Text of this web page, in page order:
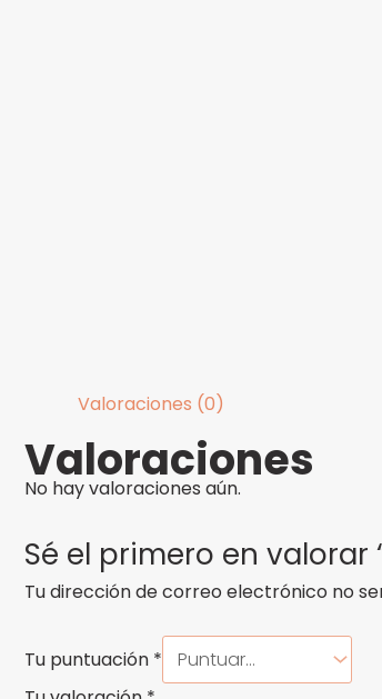
Valoraciones (0)
Valoraciones
No hay valoraciones aún.
Sé el primero en valorar
Tu dirección de correo electrónico no
Tu puntuación *